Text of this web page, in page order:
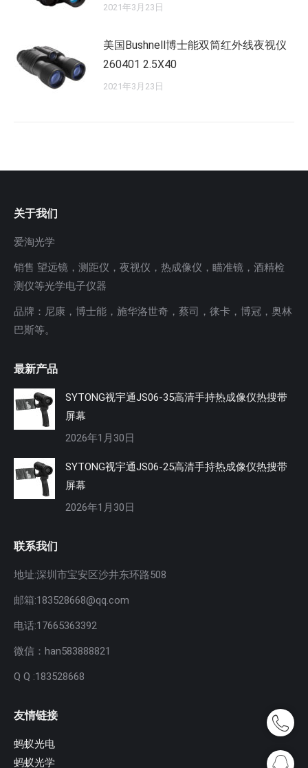
2021年3月23日
美国Bushnell博士能双筒红外线夜视仪
260401 2.5X40
2021年3月23日
关于我们
爱淘光学
销售 望远镜，测距仪，夜视仪，热成像仪，瞄准镜，酒精检
测仪等光学电子仪器
品牌：尼康，博士能，施华洛世奇，蔡司，徕卡，博冠，奥林
巴斯等。
最新产品
SYTONG视宇通JS06-35高清手持热成像仪热搜带
屏幕
2026年1月30日
SYTONG视宇通JS06-25高清手持热成像仪热搜带
屏幕
2026年1月30日
联系我们
地址:深圳市宝安区沙井东环路508
邮箱:183528668@qq.com
电话:17665363392
微信：han583888821
Q Q :183528668
友情链接
蚂蚁光电
蚂蚁光学